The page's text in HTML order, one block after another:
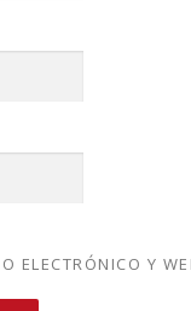
ELECTRÓNICO Y